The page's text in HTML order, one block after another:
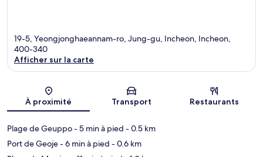
19-5, Yeongjonghaeannam-ro, Jung-gu, Incheon, Incheon,
400-340
Afficher sur la carte
À proximité Transport Restaurants
Plage de Geuppo- 5 min à pied - 0.5 km
Port de Geoje- 6 min à pied - 0.6 km